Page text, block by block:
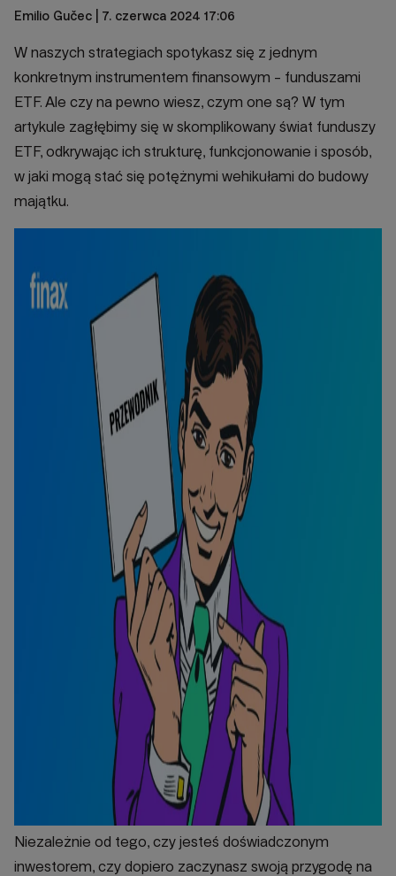
Emilio Gučec | 7. czerwca 2024 17:06
W naszych strategiach spotykasz się z jednym
konkretnym instrumentem finansowym - funduszami
ETF. Ale czy na pewno wiesz, czym one są? W tym
artykule zagłębimy się w skomplikowany świat funduszy
ETF, odkrywając ich strukturę, funkcjonowanie i sposób,
w jaki mogą stać się potężnymi wehikułami do budowy
majątku.
Niezależnie od tego, czy jesteś doświadczonym
inwestorem, czy dopiero zaczynasz swoją przygodę na